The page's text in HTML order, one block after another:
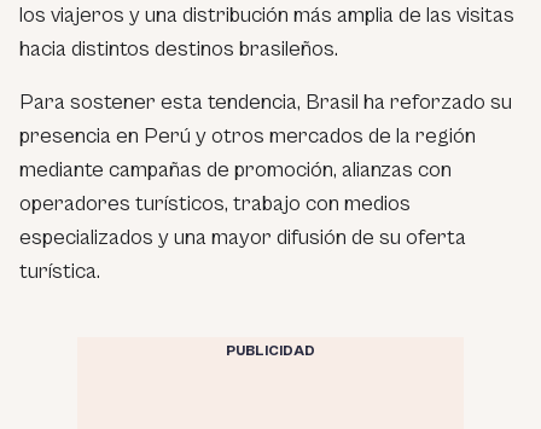
los viajeros y una distribución más amplia de las visitas
hacia distintos destinos brasileños.
Para sostener esta tendencia, Brasil ha reforzado su
presencia en Perú y otros mercados de la región
mediante campañas de promoción, alianzas con
operadores turísticos, trabajo con medios
especializados y una mayor difusión de su oferta
turística.
PUBLICIDAD